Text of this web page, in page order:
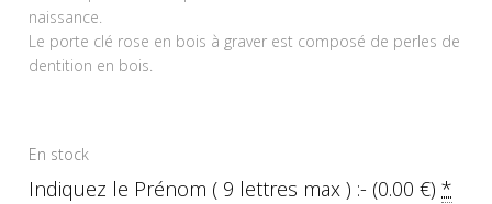
naissance.
Le porte clé rose en bois à graver est composé de perles de
dentition en bois.
En stock
Indiquez le Prénom ( 9 lettres max ) :- (0.00€)*